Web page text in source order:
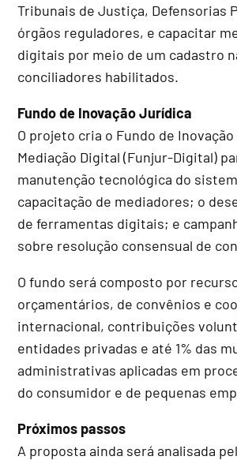
Tribunais de Justiça, Defensorias
órgãos reguladores, e capacitar
digitais por meio de um cadastro
conciliadores habilitados.
Fundo de Inovação Jurídica
O projeto cria o Fundo de
Mediação Digital (Funjur-Digital)
manutenção tecnológica do
capacitação de mediadores; o
de ferramentas digitais; e
sobre resolução consensual de
O fundo será composto por
orçamentários, de convênios e
internacional, contribuições
entidades privadas e até 1% das
administrativas aplicadas em
do consumidor e de pequenas
Próximos passos
A proposta ainda será analisada